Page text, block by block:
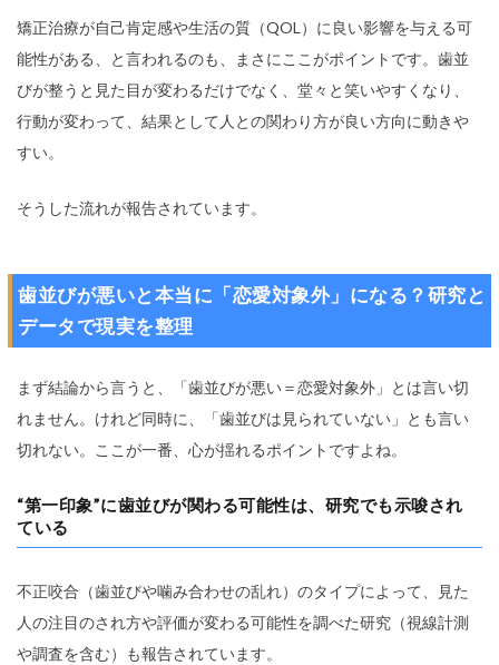
矯正治療が自己肯定感や生活の質（QOL）に良い影響を与える可
能性がある、と言われるのも、まさにここがポイントです。歯並
びが整うと見た目が変わるだけでなく、堂々と笑いやすくなり、
行動が変わって、結果として人との関わり方が良い方向に動きや
すい。
そうした流れが報告されています。
歯並びが悪いと本当に「恋愛対象外」になる？研究と
データで現実を整理
まず結論から言うと、「歯並びが悪い＝恋愛対象外」とは言い切
れません。けれど同時に、「歯並びは見られていない」とも言い
切れない。ここが一番、心が揺れるポイントですよね。
“第一印象”に歯並びが関わる可能性は、研究でも示唆され
ている
不正咬合（歯並びや噛み合わせの乱れ）のタイプによって、見た
人の注目のされ方や評価が変わる可能性を調べた研究（視線計測
や調査を含む）も報告されています。